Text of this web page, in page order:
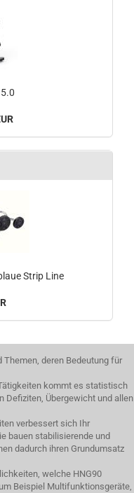
Strip Line
deren Bedeutung für
kommt es statistisch
Defiziten, Übergewicht und allen
verbessert sich Ihr
bauen stabilisierende und
dadurch ihren Grundumsatz
welche HNG90
Beispiel Multifunktionsgeräte,